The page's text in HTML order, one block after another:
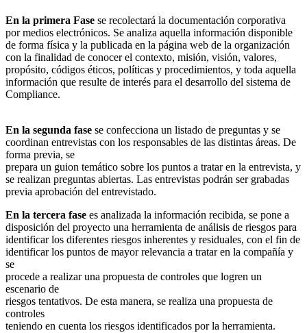
En la primera Fase se recolectará la documentación corporativa
por medios electrónicos. Se analiza aquella información disponible
de forma física y la publicada en la página web de la organización
con la finalidad de conocer el contexto, misión, visión, valores,
propósito, códigos éticos, políticas y procedimientos, y toda aquella
información que resulte de interés para el desarrollo del sistema de
Compliance.
En la segunda fase se confecciona un listado de preguntas y se
coordinan entrevistas con los responsables de las distintas áreas. De
forma previa, se
prepara un guion temático sobre los puntos a tratar en la entrevista, y
se realizan preguntas abiertas. Las entrevistas podrán ser grabadas
previa aprobación del entrevistado.
En la tercera fase es analizada la información recibida, se pone a
disposición del proyecto una herramienta de análisis de riesgos para
identificar los diferentes riesgos inherentes y residuales, con el fin de
identificar los puntos de mayor relevancia a tratar en la compañía y
se
procede a realizar una propuesta de controles que logren un
escenario de
riesgos tentativos. De esta manera, se realiza una propuesta de
controles
teniendo en cuenta los riesgos identificados por la herramienta.